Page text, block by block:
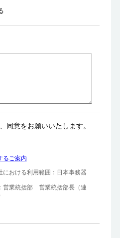
同意をお願いいたします。
るご案内
における利用範囲：日本事務器
営業統括部　営業統括部長（連